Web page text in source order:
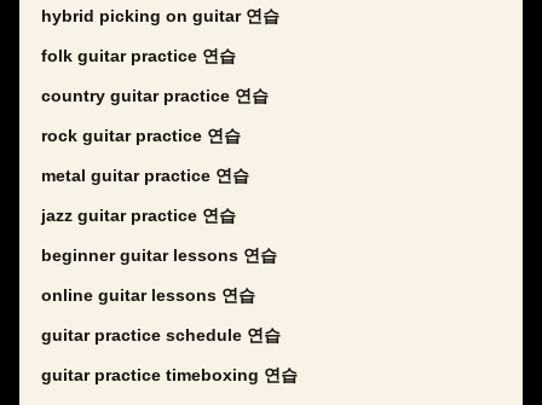
hybrid picking on guitar 연습
folk guitar practice 연습
country guitar practice 연습
rock guitar practice 연습
metal guitar practice 연습
jazz guitar practice 연습
beginner guitar lessons 연습
online guitar lessons 연습
guitar practice schedule 연습
guitar practice timeboxing 연습